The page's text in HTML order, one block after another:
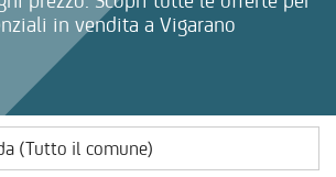
in vendita a Vigarano